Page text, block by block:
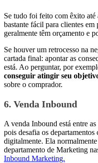
Se tudo foi feito com êxito
bastante fácil para clientes
geralmente têm orçamento e
Se houver um retrocesso na
cartada final: apontar as
está. Ao perguntar, por
conseguir atingir seu
sobre o comprador.
6. Venda Inbound
A venda Inbound está entre
pois desafia os
digitalmente. Ela
departamento de Marketing
Inbound Marketing.